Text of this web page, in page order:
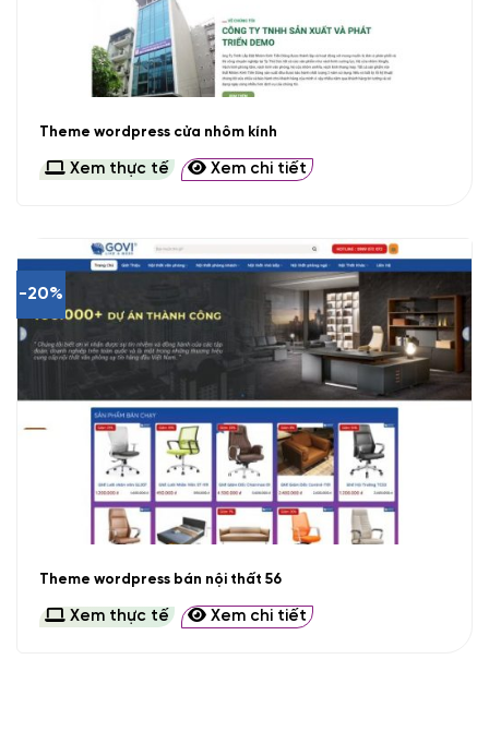
Theme wordpress cửa nhôm kính
Xem thực tế Xem chi tiết
-20%
Theme wordpress bán nội thất 56
Xem thực tế Xem chi tiết